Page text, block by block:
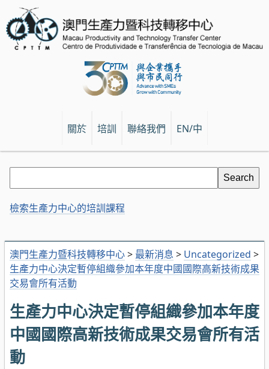
關於 培訓 聯絡我們 EN/中
澳門生產力暨科技轉移中心> 最新消息 > Uncategorized >
生產力中心決定暫停組織參加本年度中國國際高新技術成果
交易會所有活動
生產力中心決定暫停組織參加本年度
中國國際高新技術成果交易會所有活
動
檢索生產力中心的培訓課程